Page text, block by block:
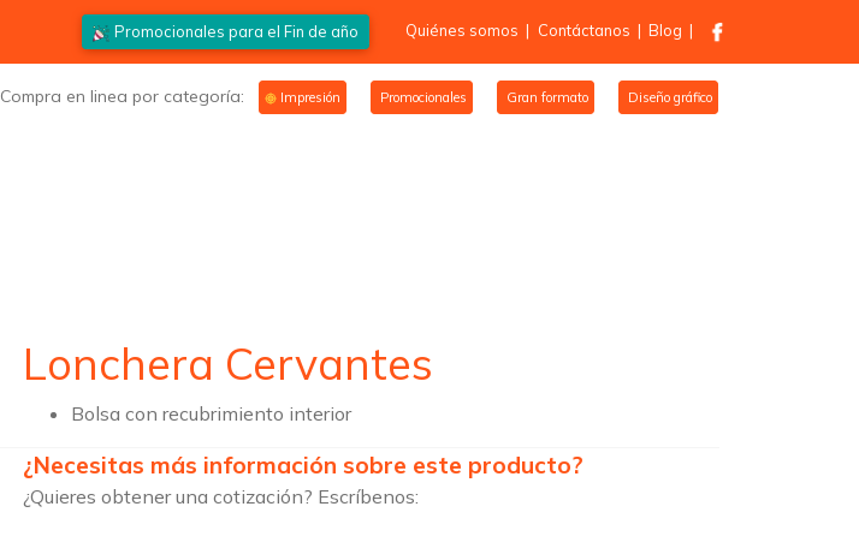
Promocionales para el Fin de año Quiénes somos | Contáctanos | Blog |
Compra en linea por categoría: Impresión Promocionales Gran formato Diseño gráfico
Lonchera Cervantes
Bolsa con recubrimiento interior
¿Necesitas más información sobre este producto?
¿Quieres obtener una cotización? Escríbenos: